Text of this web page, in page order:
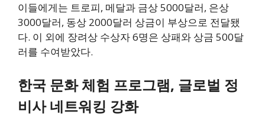
이들에게는 트로피, 메달과 금상 5000달러, 은상
3000달러, 동상 2000달러 상금이 부상으로 전달됐
다. 이 외에 장려상 수상자 6명은 상패와 상금 500달
러를 수여받았다.
한국 문화 체험 프로그램, 글로벌 정
비사 네트워킹 강화